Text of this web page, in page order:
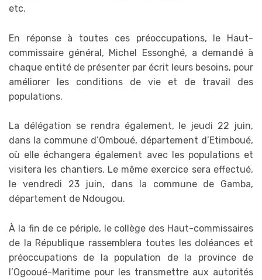
etc.
En réponse à toutes ces préoccupations, le Haut-
commissaire général, Michel Essonghé, a demandé à
chaque entité de présenter par écrit leurs besoins, pour
améliorer les conditions de vie et de travail des
populations.
La délégation se rendra également, le jeudi 22 juin,
dans la commune d’Omboué, département d’Etimboué,
où elle échangera également avec les populations et
visitera les chantiers. Le même exercice sera effectué,
le vendredi 23 juin, dans la commune de Gamba,
département de Ndougou.
À la fin de ce périple, le collège des Haut-commissaires
de la République rassemblera toutes les doléances et
préoccupations de la population de la province de
l’Ogooué-Maritime pour les transmettre aux autorités